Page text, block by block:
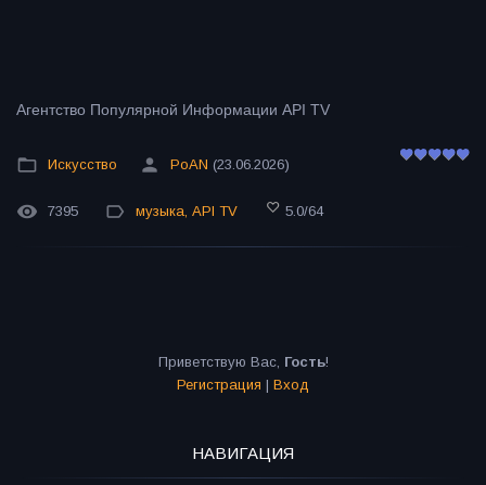
Агентство Популярной Информации API TV
Искусство PoAN (23.06.2026)
7395 музыка, API TV 5.0/64
Приветствую Вас, Гость!
Регистрация | Вход
НАВИГАЦИЯ